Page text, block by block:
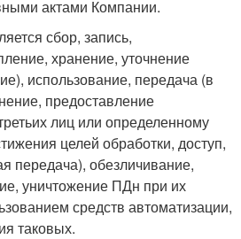
актами Компании.
сбор, запись,
хранение, уточнение
использование, передача (в
предоставление
лиц или определенному
целей обработки, доступ,
передача), обезличивание,
уничтожение ПДн при их
средств автоматизации,
таковых.